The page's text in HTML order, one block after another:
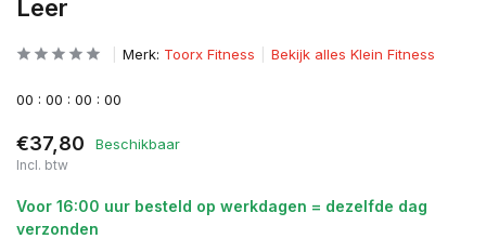
Leer
Merk: Toorx Fitness Bekijk alles Klein Fitness
00 : 00 : 00 : 00
€37,80 Beschikbaar
Incl. btw
Voor 16:00 uur besteld op werkdagen = dezelfde dag
verzonden